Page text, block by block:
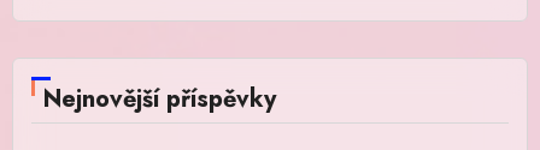
Nejnovější příspěvky